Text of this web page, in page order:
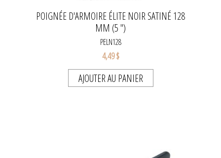
POIGNÉE D'ARMOIRE ÉLITE NOIR SATINÉ 128
MM (5 '')
PELN128
4,49 $
AJOUTER AU PANIER